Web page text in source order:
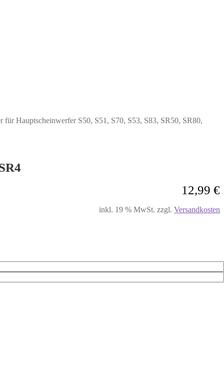
für Hauptscheinwerfer S50, S51, S70, S53, S83, SR50, SR80,
12,99 €
inkl. 19 % MwSt. zzgl. Versandkosten